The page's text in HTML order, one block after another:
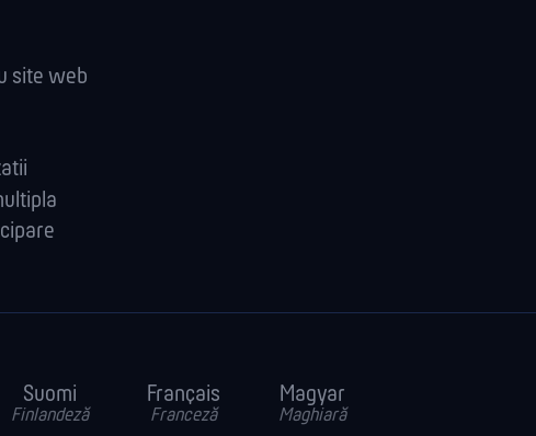
site web
Suomi
Finlandeză
Français
Franceză
Magyar
Maghiară